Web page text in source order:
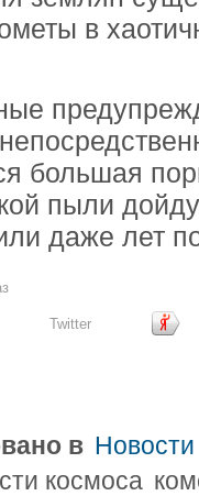
в
большая
пыли
даже лет
Twitter
в Новости
космоса